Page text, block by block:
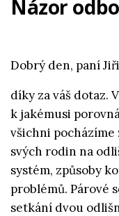
Názor
Dobrý den, paní
díky za váš dotaz.
k jakémusi
všichni pocházíme
svých rodin na
systém, způsoby
problémů. Párové
setkání dvou